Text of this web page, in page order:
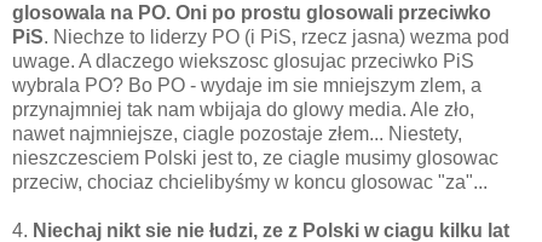
glosowala na PO. Oni po prostu glosowali przeciwko
PiS. Niechze to liderzy PO (i PiS, rzecz jasna) wezma pod
uwage. A dlaczego wiekszosc glosujac przeciwko PiS
wybrala PO? Bo PO - wydaje im sie mniejszym zlem, a
przynajmniej tak nam wbijaja do glowy media. Ale zło,
nawet najmniejsze, ciagle pozostaje złem... Niestety,
nieszczesciem Polski jest to, ze ciagle musimy glosowac
przeciw, chociaz chcielibyśmy w koncu glosowac "za"...
4. Niechaj nikt sie nie łudzi, ze z Polski w ciagu kilku lat